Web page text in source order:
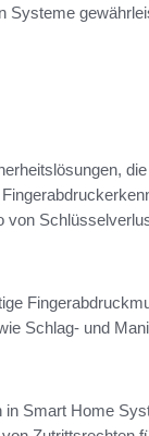
Systeme
Schlag- und
Smart Home